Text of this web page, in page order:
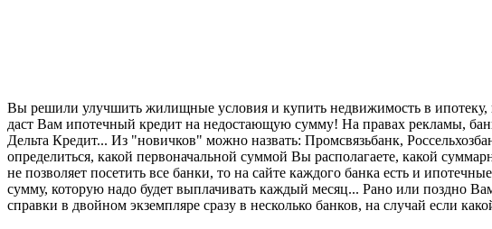
Вы решили улучшить жилищные условия и купить недвижимость в ипотеку,
даст Вам ипотечный кредит на недостающую сумму! На правах рекламы,
Дельта Кредит... Из "новичков" можно назвать: Промсвязьбанк,
определиться, какой первоначальной суммой Вы располагаете, какой
не позволяет посетить все банки, то на сайте каждого банка есть и
сумму, которую надо будет выплачивать каждый месяц... Рано или поздно
справки в двойном экземпляре сразу в несколько банков, на случай если